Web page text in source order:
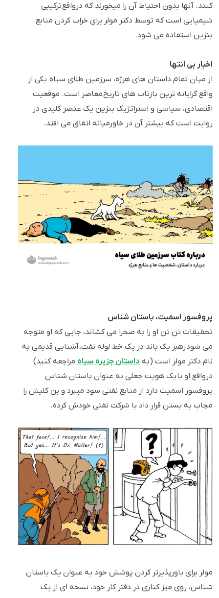
کنند. آنها بدون احتیاط آن را میخورند که درواقع ترکیبی
شیمیایی است که توسط دکتر مولر برای خراب کردن منابع
بنزین استفاده می شود.
اخبار بی انتها
از میان تمام داستان های هرژه، سرزمین طلای سیاه یکی از
واقع گرایانه ترین بازتاب های تاریخ معاصر است. موقعیت
اقتصادی، سیاسی و استراتژیک بنزین یک عنصر کلیدی در
روایت است که بیشتر آن در خاورمیانه اتفاق می افتد.
پروفسور اسمیت، باستان شناس
تحقیقات تن تن او را به صحرا می کشاند، جایی که او متوجه
می شود رهبر یک باند در یک خط لوله نفت، آشنایی قدیمی به
نام دکتر مولر است (به داستان جزیره سیاه مراجعه کنید).
درواقع او با یک هویت جعلی به عنوان باستان شناس
پروفسور اسمیت دارد از منابع نفتی سود میبرد و بن کلیش را
مجاب به بستن قرار داد با شرکت نفتی خودش کرده.
مولر برای باورپذیرتر کردن پوشش خود به عنوان یک باستان
شناس، روی میز کناری در دفتر کار خود، نسخه ای از یک